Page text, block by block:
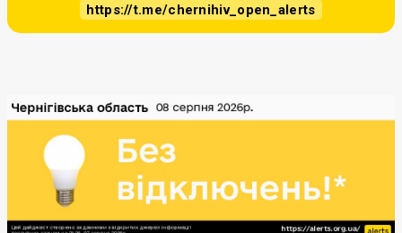
https://t.me/chernihiv_open_alerts